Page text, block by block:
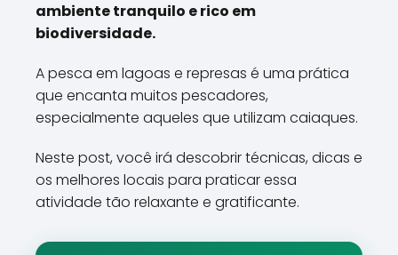
ambiente tranquilo e rico em
biodiversidade.
A pesca em lagoas e represas é uma prática
que encanta muitos pescadores,
especialmente aqueles que utilizam caiaques.
Neste post, você irá descobrir técnicas, dicas e
os melhores locais para praticar essa
atividade tão relaxante e gratificante.